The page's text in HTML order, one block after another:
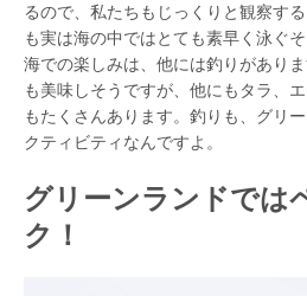
るので、私たちもじっくりと観察す
も実は海の中ではとても素早く泳ぐそ
海での楽しみは、他には釣りがあり
も美味しそうですが、他にもタラ、
もたくさんあります。釣りも、グリ
クティビティなんですよ。
グリーンランドでは
ク！